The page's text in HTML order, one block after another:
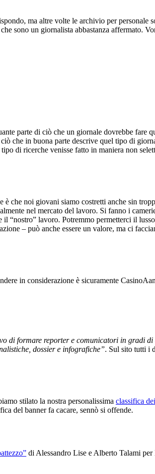
ma altre volte le archivio per personale
sono un giornalista abbastanza affermato.
parte di ciò che un giornale dovrebbe fare
ciò che in buona parte descrive quel tipo di
di ricerche venisse fatto in maniera non
che noi giovani siamo costretti anche sin
nel mercato del lavoro. Si fanno i
“nostro” lavoro. Potremmo permetterci il
– può anche essere un valore, ma ci
in considerazione è sicuramente
di formare reporter e comunicatori in gradi
dossier e infografiche”. Sul sito tutti i
stilato la nostra personalissima classifica
del banner fa cacare, sennò si offende.
di Alessandro Lise e Alberto Talami